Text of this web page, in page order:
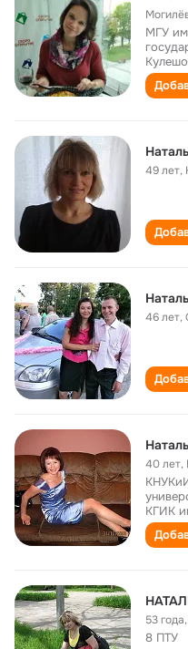
МГУ
49 лет,
46 лет,
40 лет,
КГИК
53 года,
8 ПТУ